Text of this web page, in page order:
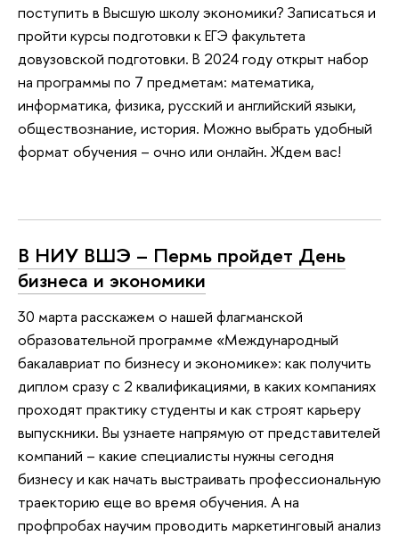
поступить в Высшую школу экономики? Записаться и
пройти курсы подготовки к ЕГЭ факультета
довузовской подготовки. В 2024 году открыт набор
на программы по 7 предметам: математика,
информатика, физика, русский и английский языки,
обществознание, история. Можно выбрать удобный
формат обучения – очно или онлайн. Ждем вас!
В НИУ ВШЭ – Пермь пройдет День
бизнеса и экономики
30 марта расскажем о нашей флагманской
образовательной программе «Международный
бакалавриат по бизнесу и экономике»: как получить
диплом сразу с 2 квалификациями, в каких компаниях
проходят практику студенты и как строят карьеру
выпускники. Вы узнаете напрямую от представителей
компаний – какие специалисты нужны сегодня
бизнесу и как начать выстраивать профессиональную
траекторию еще во время обучения. А на
профпробах научим проводить маркетинговый анализ